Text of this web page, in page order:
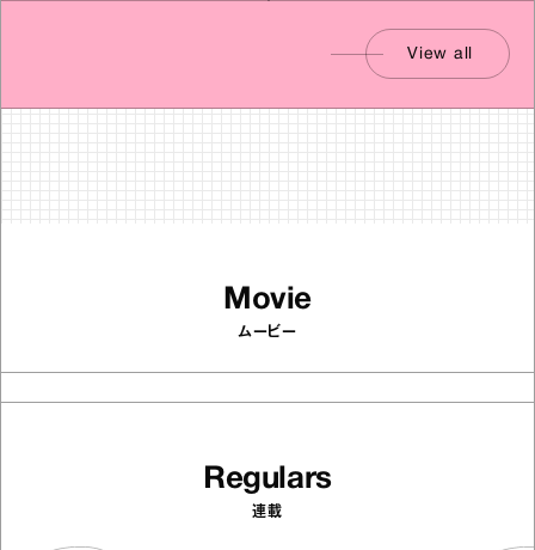
View all
Movie
ムービー
Regulars
連載